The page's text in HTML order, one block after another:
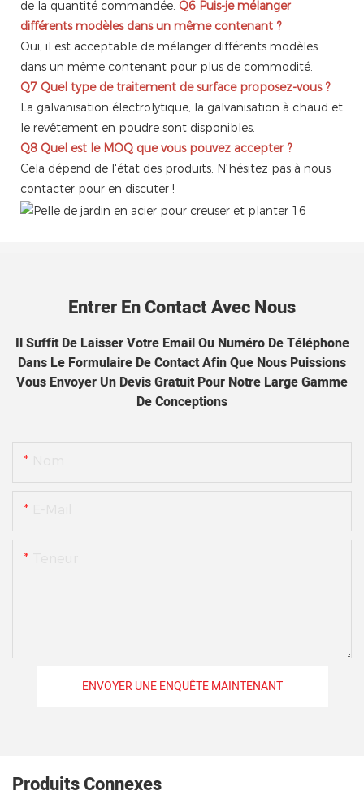
de la quantité commandée. Q6 Puis-je mélanger
différents modèles dans un même contenant ?
Oui, il est acceptable de mélanger différents modèles
dans un même contenant pour plus de commodité.
Q7 Quel type de traitement de surface proposez-vous ?
La galvanisation électrolytique, la galvanisation à chaud et
le revêtement en poudre sont disponibles.
Q8 Quel est le MOQ que vous pouvez accepter ?
Cela dépend de l'état des produits. N'hésitez pas à nous
contacter pour en discuter !
Entrer En Contact Avec Nous
Il Suffit De Laisser Votre Email Ou Numéro De Téléphone
Dans Le Formulaire De Contact Afin Que Nous Puissions
Vous Envoyer Un Devis Gratuit Pour Notre Large Gamme
De Conceptions
ENVOYER UNE ENQUÊTE MAINTENANT
Produits Connexes